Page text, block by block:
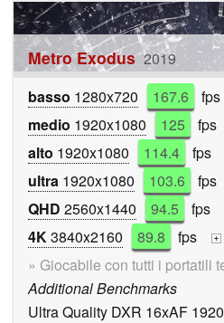
Metro Exodus 2019
basso 1280x720 167.6 fps
medio 1920x1080 125 fps
alto 1920x1080 114.4 fps
ultra 1920x1080 103.6 fps
QHD 2560x1440 94.5 fps
4K3840x2160 89.8 fps +
» Giocabile con tutti i portatili
Additional Benchmarks
Ultra Quality DXR 16xAF